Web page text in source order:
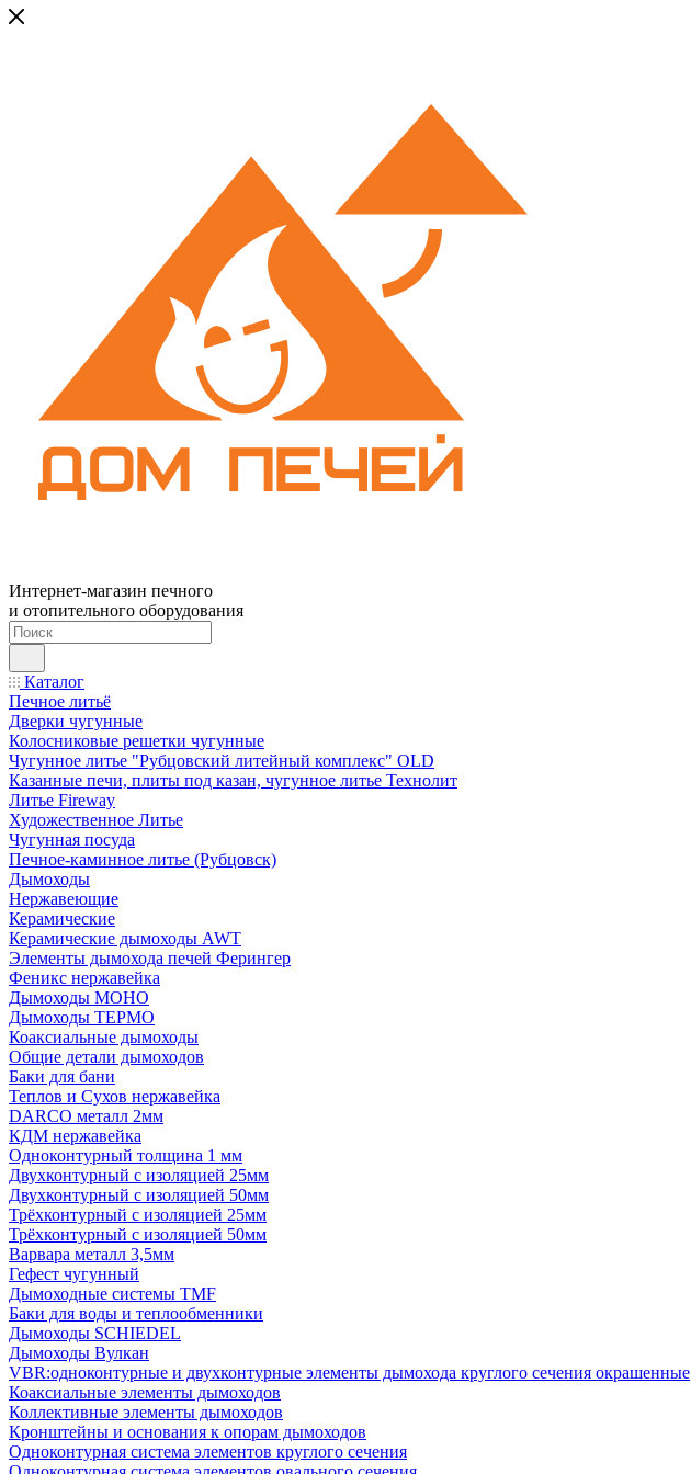
Интернет-магазин печного
и отопительного оборудования
Каталог
Печное литьё
Дверки чугунные
Колосниковые решетки чугунные
Чугунное литье "Рубцовский литейный комплекс" OLD
Казанные печи, плиты под казан, чугунное литье Технолит
Литье Fireway
Художественное Литье
Чугунная посуда
Печное-каминное литье (Рубцовск)
Дымоходы
Нержавеющие
Керамические
Керамические дымоходы AWT
Элементы дымохода печей Ферингер
Феникс нержавейка
Дымоходы МОНО
Дымоходы ТЕРМО
Коаксиальные дымоходы
Общие детали дымоходов
Баки для бани
Теплов и Сухов нержавейка
DARCO металл 2мм
КДМ нержавейка
Одноконтурный толщина 1 мм
Двухконтурный с изоляцией 25мм
Двухконтурный с изоляцией 50мм
Трёхконтурный с изоляцией 25мм
Трёхконтурный с изоляцией 50мм
Варвара металл 3,5мм
Гефест чугунный
Дымоходные системы TMF
Баки для воды и теплообменники
Дымоходы SCHIEDEL
Дымоходы Вулкан
VBR:одноконтурные и двухконтурные элементы дымохода круглого сечения окрашенные
Коаксиальные элементы дымоходов
Коллективные элементы дымоходов
Кронштейны и основания к опорам дымоходов
Одноконтурная система элементов круглого сечения